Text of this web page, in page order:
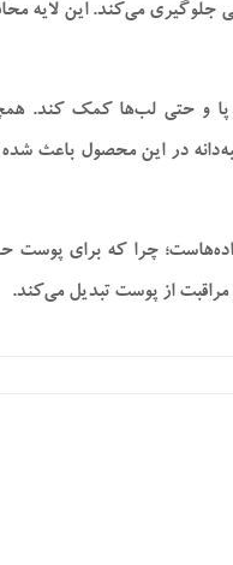
می‌کند. این لایه
پا و حتی لب‌ها کمک کند.
در این محصول باعث
چرا که برای پوست
مراقبت از پوست تبدیل می‌کند.